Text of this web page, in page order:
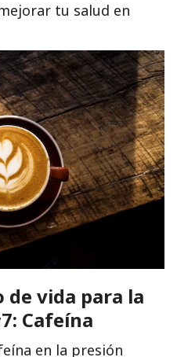
tu salud en
de vida para la
Cafeína
en la presión